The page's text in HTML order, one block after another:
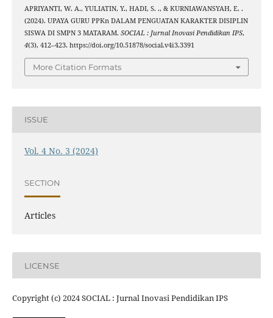
APRIYANTI, W. A., YULIATIN, Y., HADI, S. ., & KURNIAWANSYAH, E. .
(2024). UPAYA GURU PPKn DALAM PENGUATAN KARAKTER DISIPLIN
SISWA DI SMPN 3 MATARAM. SOCIAL : Jurnal Inovasi Pendidikan IPS,
4(3), 412–423. https://doi.org/10.51878/social.v4i3.3391
More Citation Formats
ISSUE
Vol. 4 No. 3 (2024)
SECTION
Articles
LICENSE
Copyright (c) 2024 SOCIAL : Jurnal Inovasi Pendidikan IPS